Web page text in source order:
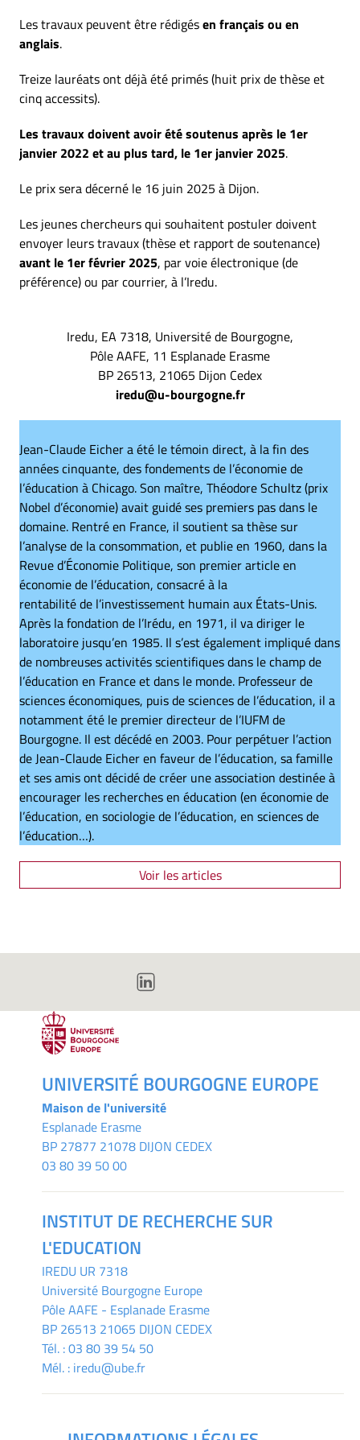
Les travaux peuvent être rédigésen français ou en
anglais.
Treize lauréats ont déjà été primés (huit prix de thèse et
cinq accessits).
Les travaux doivent avoir été soutenus après le 1er
janvier 2022 et au plus tard, le 1er janvier 2025.
Le prix sera décerné le 16 juin 2025 à Dijon.
Les jeunes chercheurs qui souhaitent postuler doivent
envoyer leurs travaux (thèse et rapport de soutenance)
avant le 1er février 2025, par voie électronique (de
préférence) ou par courrier, à l’Iredu.
Iredu, EA 7318, Université de Bourgogne,
Pôle AAFE, 11 Esplanade Erasme
BP 26513, 21065 Dijon Cedex
iredu@u-bourgogne.fr
Jean-Claude Eicher a été le témoin direct, à la fin des
années cinquante, des fondements de l’économie de
l’éducation à Chicago. Son maître, Théodore Schultz (prix
Nobel d’économie) avait guidé ses premiers pas dans le
domaine. Rentré en France, il soutient sa thèse sur
l’analyse de la consommation, et publie en 1960, dans la
Revue d’Économie Politique, son premier article en
économie de l’éducation, consacré à la
rentabilité de l’investissement humain aux États-Unis.
Après la fondation de l’Irédu, en 1971, il va diriger le
laboratoire jusqu’en 1985. Il s’est également impliqué dans
de nombreuses activités scientifiques dans le champ de
l’éducation en France et dans le monde. Professeur de
sciences économiques, puis de sciences de l’éducation, il a
notamment été le premier directeur de l’IUFM de
Bourgogne. Il est décédé en 2003. Pour perpétuer l’action
de Jean-Claude Eicher en faveur de l’éducation, sa famille
et ses amis ont décidé de créer une association destinée à
encourager les recherches en éducation (en économie de
l’éducation, en sociologie de l’éducation, en sciences de
l’éducation…).
Voir les articles
UNIVERSITÉ BOURGOGNE EUROPE
Maison de l'université
Esplanade Erasme
BP 27877 21078 DIJON CEDEX
03 80 39 50 00
INSTITUT DE RECHERCHE SUR
L'EDUCATION
IREDU UR 7318
Université Bourgogne Europe
Pôle AAFE - Esplanade Erasme
BP 26513 21065 DIJON CEDEX
Tél. :03 80 39 54 50
Mél. : iredu@ube.fr